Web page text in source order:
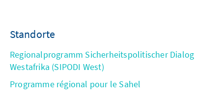
Standorte
Regionalprogramm Sicherheitspolitischer Dialog
Westafrika (SIPODI West)
Programme régional pour le Sahel